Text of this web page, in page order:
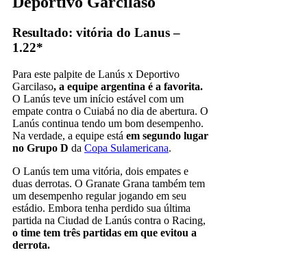
Resultado: vitória do Lanus –
1.22*
Para este palpite de Lanús x Deportivo
Garcilaso, a equipe argentina é a favorita.
O Lanús teve um início estável com um
empate contra o Cuiabá no dia de abertura. O
Lanús continua tendo um bom desempenho.
Na verdade, a equipe está em segundo lugar
no Grupo D da Copa Sulamericana.
O Lanús tem uma vitória, dois empates e
duas derrotas. O Granate Grana também tem
um desempenho regular jogando em seu
estádio. Embora tenha perdido sua última
partida na Ciudad de Lanús contra o Racing,
o time tem três partidas em que evitou a
derrota.